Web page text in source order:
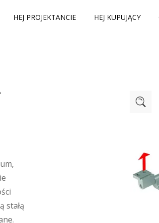
HEJ PROJEKTANCIE HEJ KUPUJĄCY
stałą